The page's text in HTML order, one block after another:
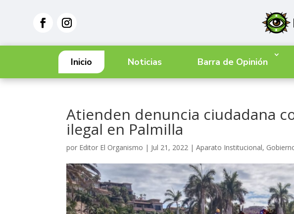
Inicio Noticias Barra de Opinión
Atienden denuncia ciudadana
ilegal en Palmilla
por Editor El Organismo | Jul 21, 2022 |Aparato Institucional,